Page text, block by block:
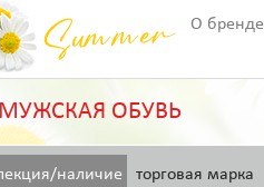
О бренде
МУЖСКАЯ ОБУВЬ
наличие торговая марка